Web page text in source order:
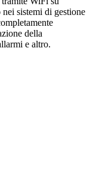
sistemi di gestione
della
e altro.